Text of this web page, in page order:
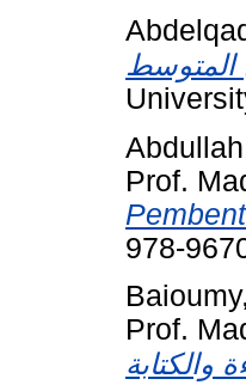
Prof.
978-
Prof.